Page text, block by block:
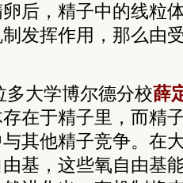
后，精子中的线粒
发挥作用，那么由
大学博尔德分校薛
在于精子里，而精
其他精子竞争。在
基，这些氧自由基